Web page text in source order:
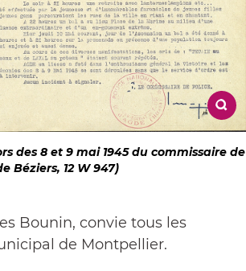
des 8 et 9 mai 1945 du commissaire de
Béziers, 12 W 947)
Bounin, convie tous les
de Montpellier.